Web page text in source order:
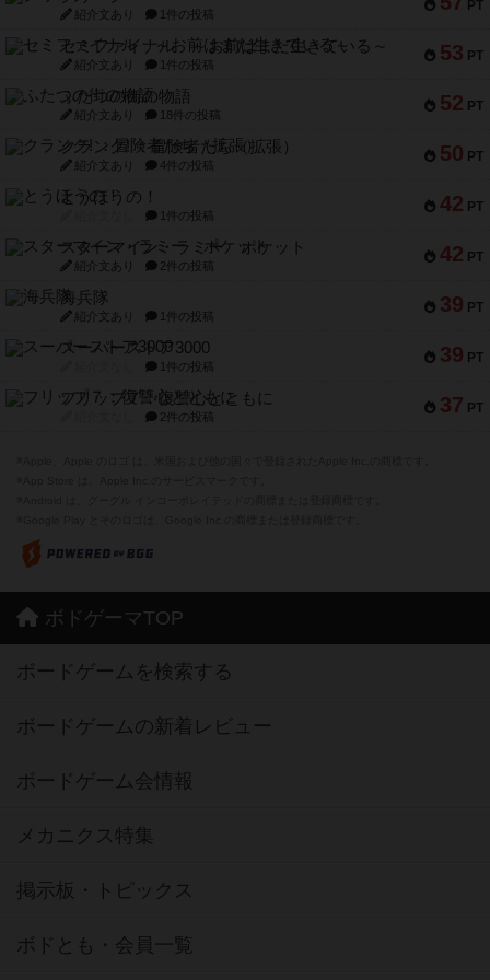
PT
紹介文あり 1件の投稿
53 PT
セミファイナル ～お前はまだ生きている～
紹介文あり 1件の投稿
52 PT
ふたつの街の物語
紹介文あり 18件の投稿
50 PT
クランク! ：冒険者たち（拡張）
紹介文あり 4件の投稿
42 PT
とうほうの！
1件の投稿
42 PT
スターマイン・ラミー ポケット
紹介文あり 2件の投稿
39 PT
海兵隊
紹介文あり 1件の投稿
39 PT
スーパーストア3000
1件の投稿
37 PT
フリップ７：復讐心とともに
2件の投稿
ボドゲーマTOP
ボードゲームを検索する
ボードゲームの新着レビュー
ボードゲーム会情報
メカニクス特集
掲示板・トピックス
ボドとも・会員一覧